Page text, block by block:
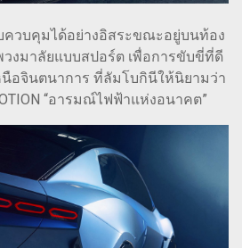
วบคุมได้อย่างอิสระขณะอยู่บนท้อง
งมาลัยแบบสปอร์ต เพื่อการขับขี่ที่ดี
อจินตนาการ ที่ลัมโบกินีให้นิยามว่า
“อารมณ์ไฟฟ้าแห่งอนาคต”